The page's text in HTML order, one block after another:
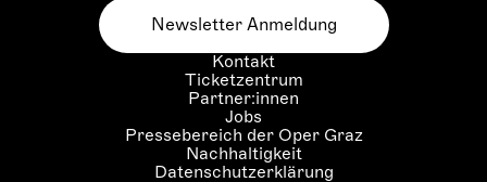
Kontakt
Ticketzentrum
Partner:innen
Jobs
Pressebereich der Oper Graz
Nachhaltigkeit
Datenschutzerklärung
Newsletter Anmeldung